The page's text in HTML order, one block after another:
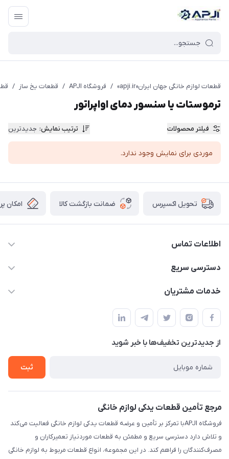
قطعات یدکی و جانبی لوازم خانگی جهان ایران
قطعات لوازم خانگی جهان ایران«apji.ir» / فروشگاه APJI / قطعات یخ ساز /
ترموستات یا سنسور دمای اواپراتور
فیلتر محصولات ترتیب نمایش: جدیدترین
موردی برای نمایش وجود ندارد.
تحویل اکسپرس ضمانت بازگشت کالا امکان
اطلاعات تماس
09106753413
دسترسی سریع
حساب کاربری
لیست محصولات
درباره ما
خدمات مشتریان
قوانین و مقررات
حریم خصوصی
راهنما
از جدید‌ترین تخفیف‌ها با‌ خبر شوید
ثبت
مرجع تأمین قطعات یدکی لوازم خانگی
فروشگاه APJIبا تمرکز بر تأمین و عرضه قطعات یدکی لوازم خانگی فعالیت می‌کند
و تلاش دارد دسترسی سریع و مطمئن به قطعات موردنیاز تعمیرکاران و
مصرف‌کنندگان را فراهم کند. در این مجموعه، انواع قطعات مربوط به لوازم خانگی